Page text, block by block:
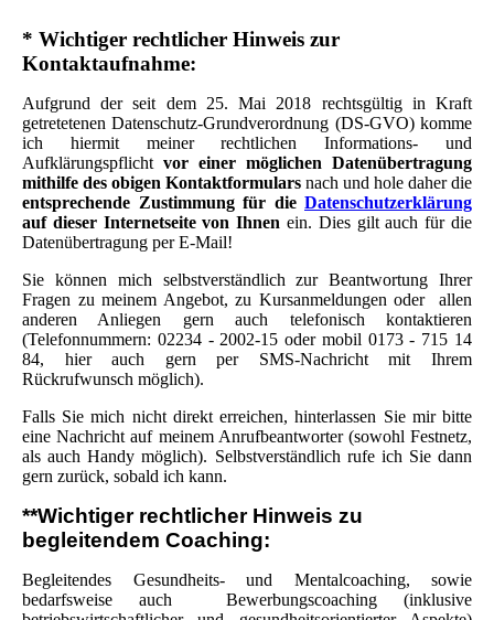
* Wichtiger rechtlicher Hinweis zur
Kontaktaufnahme:
Aufgrund der seit dem 25. Mai 2018 rechtsgültig in Kraft
getretetenen Datenschutz-Grundverordnung (DS-GVO) komme
ich hiermit meiner rechtlichen Informations- und
Aufklärungspflicht vor einer möglichen Datenübertragung
mithilfe des obigen Kontaktformulars nach und hole daher die
entsprechende Zustimmung für die Datenschutzerklärung
auf dieser Internetseite von Ihnen ein. Dies gilt auch für die
Datenübertragung per E-Mail!
Sie können mich selbstverständlich zur Beantwortung Ihrer
Fragen zu meinem Angebot, zu Kursanmeldungen oder allen
anderen Anliegen gern auch telefonisch kontaktieren
(Telefonnummern: 02234 - 2002-15 oder mobil 0173 - 715 14
84, hier auch gern per SMS-Nachricht mit Ihrem
Rückrufwunsch möglich).
Falls Sie mich nicht direkt erreichen, hinterlassen Sie mir bitte
eine Nachricht auf meinem Anrufbeantworter (sowohl Festnetz,
als auch Handy möglich). Selbstverständlich rufe ich Sie dann
gern zurück, sobald ich kann.
**Wichtiger rechtlicher Hinweis zu
begleitendem Coaching:
Begleitendes Gesundheits- und Mentalcoaching, sowie
bedarfsweise auch Bewerbungscoaching
(inklusive